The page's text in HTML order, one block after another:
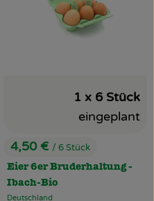
, Preis:
4,50 €/ 6 Stück
Eier 6er Bruderhaltung -
Ibach-Bio
Deutschland
1 x 6 Stück
eingeplant